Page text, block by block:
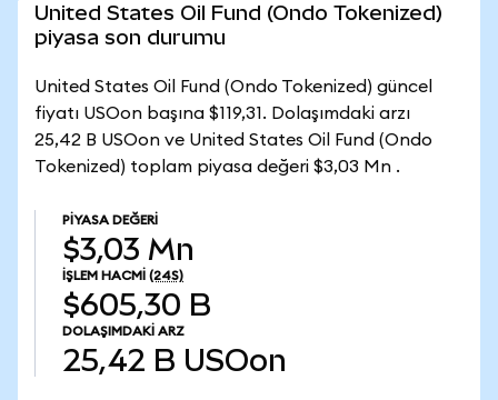
United States Oil Fund (Ondo Tokenized)
piyasa son durumu
United States Oil Fund (Ondo Tokenized) güncel
fiyatı USOon başına $119,31. Dolaşımdaki arzı
25,42 B USOon ve United States Oil Fund (Ondo
Tokenized) toplam piyasa değeri $3,03 Mn .
PIYASA DEĞERI
$3,03 Mn
İŞLEM HACMI (24S)
$605,30 B
DOLAŞIMDAKI ARZ
25,42 B USOon